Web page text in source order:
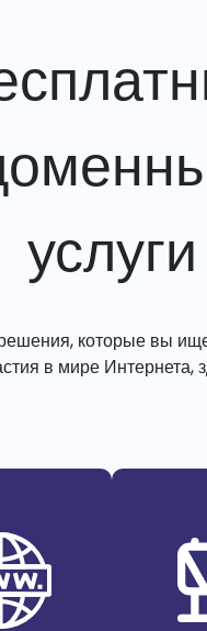
услуги
которые вы
в мире Интернета,